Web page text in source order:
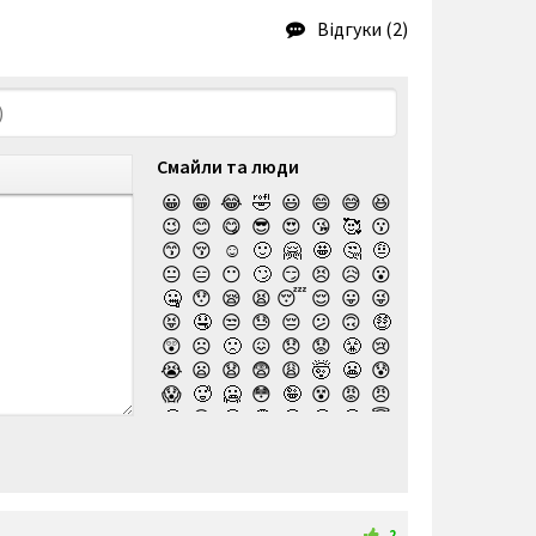
Відгуки (2)
Смайли та люди
😀 😁 😂 🤣 😃 😄 😅 😆
😉 😊 😋 😎 😍 😘 🥰 😗
😙 😚 ☺️ 🙂 🤗 🤩 🤔 🤨
😐 😑 😶 🙄 😏 😣 😥 😮
🤐 😯 😪 😫 😴 😌 😛 😜
😝 🤤 😒 😓 😔 😕 🙃 🤑
😲 ☹️ 🙁 😖 😞 😟 😤 😢
😭 😦 😧 😨 😩 🤯 😬 😰
😱 🥵 🥶 😳 🤪 😵 😡 😠
🤬
😷 🤒 🤕 🤢 🤮 🤧 😇
🙉